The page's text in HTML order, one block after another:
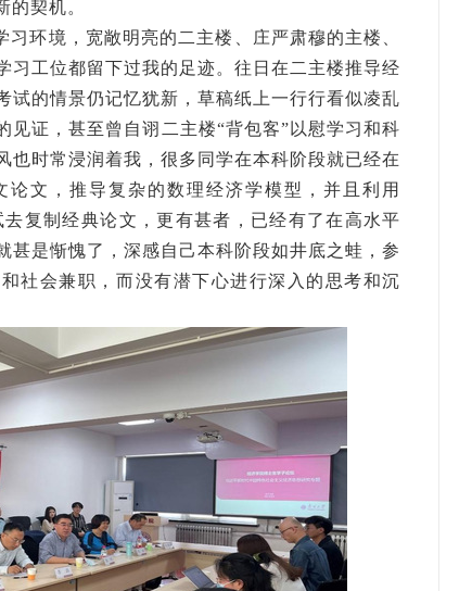
的契机。
环境，宽敞明亮的二主楼、庄严肃穆的主楼、
习工位都留下过我的足迹。往日在二主楼推导经
试的情景仍记忆犹新，草稿纸上一行行看似凌乱
见证，甚至曾自诩二主楼“背包客”以慰学习和科
也时常浸润着我，很多同学在本科阶段就已经在
文，推导复杂的数理经济学模型，并且利用
复制经典论文，更有甚者，已经有了在高水平
甚是惭愧了，深感自己本科阶段如井底之蛙，参
社会兼职，而没有潜下心进行深入的思考和沉